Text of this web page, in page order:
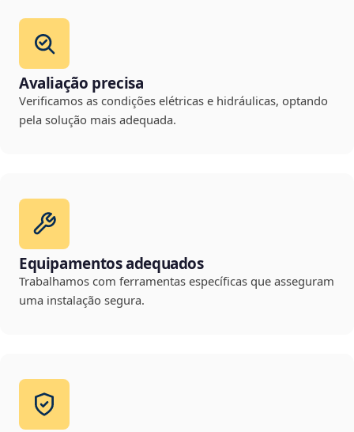
Avaliação precisa
Verificamos as condições elétricas e hidráulicas, optando
pela solução mais adequada.
Equipamentos adequados
Trabalhamos com ferramentas específicas que asseguram
uma instalação segura.